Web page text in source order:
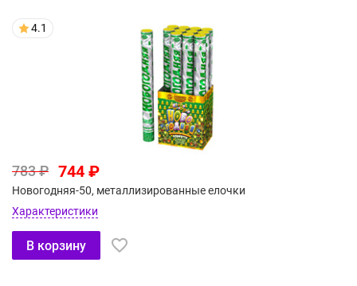
4.1
783 ₽ 744 ₽
Новогодняя-50, металлизированные елочки
Характеристики
В корзину